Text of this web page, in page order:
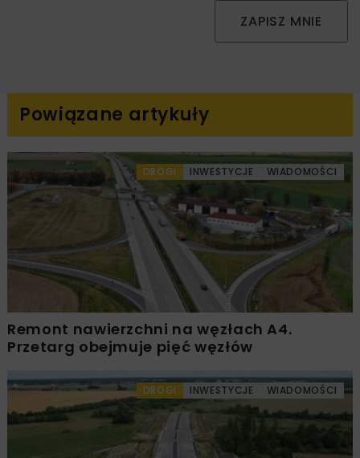
ZAPISZ MNIE
Powiązane artykuły
DROGI INWESTYCJE WIADOMOŚCI
Remont nawierzchni na węzłach A4.
Przetarg obejmuje pięć węzłów
DROGI INWESTYCJE WIADOMOŚCI